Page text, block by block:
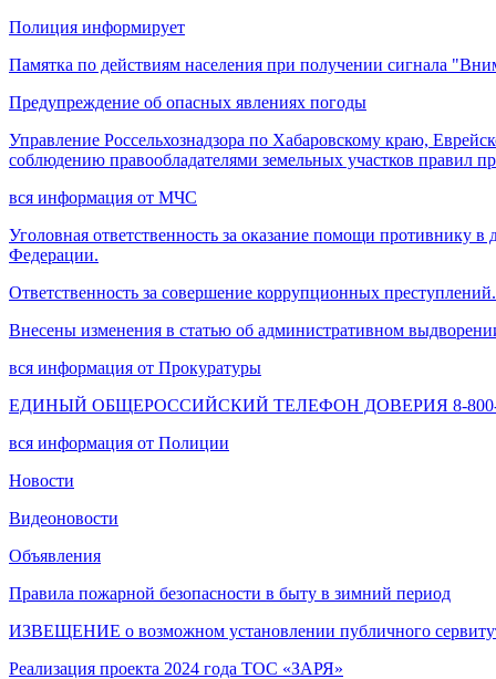
Полиция информирует
Памятка по действиям населения при получении сигнала
Предупреждение об опасных явлениях погоды
Управление Россельхознадзора по Хабаровскому краю,
соблюдению правообладателями земельных участков правил
вся информация от МЧС
Уголовная ответственность за оказание помощи противнику
Федерации.
Ответственность за совершение коррупционных преступлений.
Внесены изменения в статью об административном
вся информация от Прокуратуры
ЕДИНЫЙ ОБЩЕРОССИЙСКИЙ ТЕЛЕФОН ДОВЕРИЯ 8-800-
вся информация от Полиции
Новости
Видеоновости
Объявления
Правила пожарной безопасности в быту в зимний период
ИЗВЕЩЕНИЕ о возможном установлении публичного
Реализация проекта 2024 года ТОС «ЗАРЯ»